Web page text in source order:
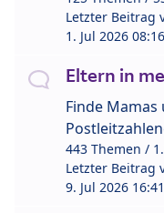
Letzter Beitrag
1. Jul 2026 08:16
Eltern in
Finde Mamas
443 Themen /
Letzter Beitrag
9. Jul 2026 16:41